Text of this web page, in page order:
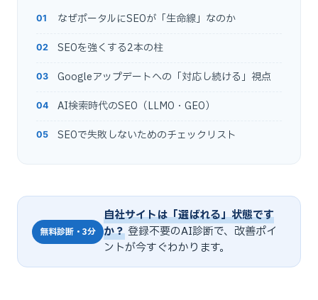
なぜポータルにSEOが「生命線」なのか
SEOを強くする2本の柱
Googleアップデートへの「対応し続ける」視点
AI検索時代のSEO（LLMO・GEO）
SEOで失敗しないためのチェックリスト
無料診断・3分
自社サイトは「選ばれる」状態です
か？登録不要のAI診断で、改善ポイ
ントが今すぐわかります。